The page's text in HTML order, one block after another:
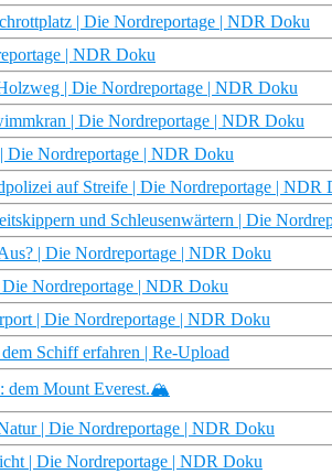
| Die Nordreportage | NDR Doku
| NDR Doku
| Die Nordreportage | NDR Doku
| Die Nordreportage | NDR Doku
Die Nordreportage | NDR Doku
auf Streife | Die Nordreportage | NDR
und Schleusenwärtern | Die
| Die Nordreportage | NDR Doku
Nordreportage | NDR Doku
| Die Nordreportage | NDR Doku
Schiff erfahren | Re-Upload
dem Mount Everest.🏔️
| Die Nordreportage | NDR Doku
| Die Nordreportage | NDR Doku